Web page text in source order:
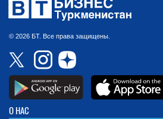
© 2026 БТ. Все права защищены.
О НАС